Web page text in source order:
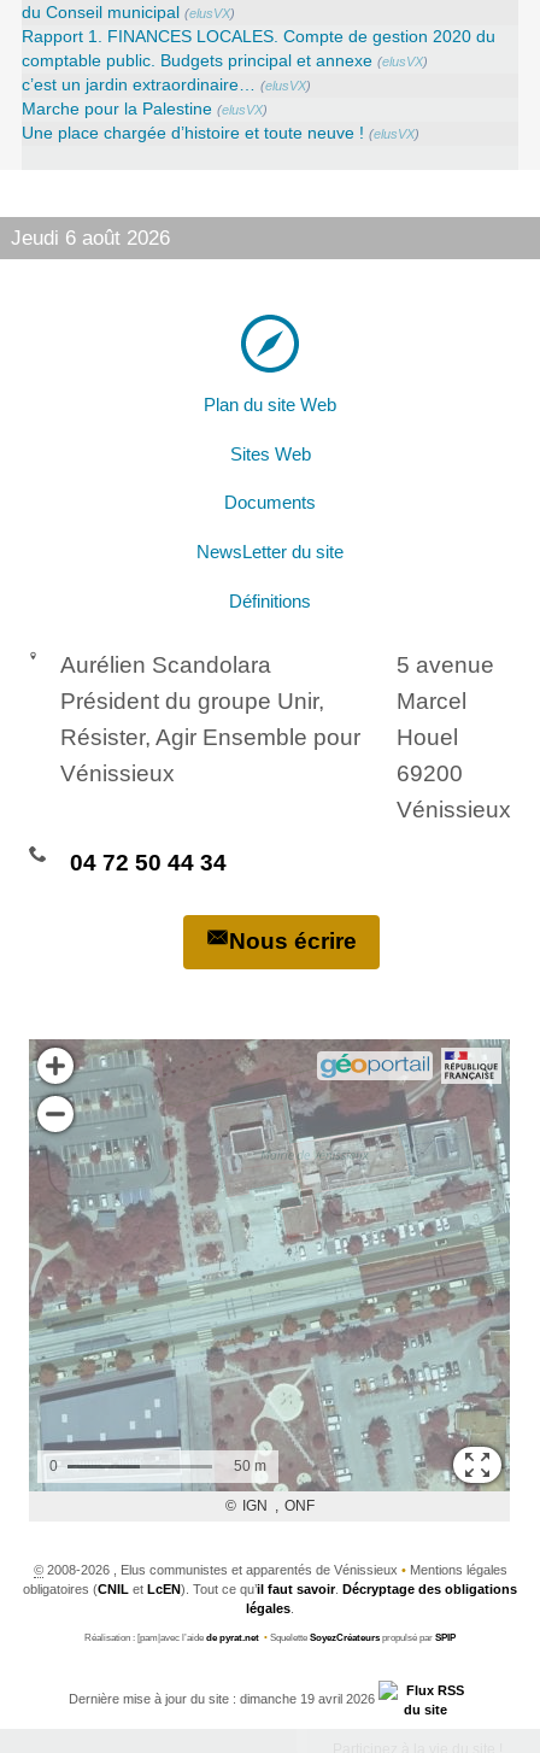
du Conseil municipal
(elusVX)
Rapport 1. FINANCES LOCALES. Compte de gestion 2020 du
comptable public. Budgets principal et annexe (elusVX)
c’est un jardin extraordinaire… (elusVX)
Marche pour la Palestine (elusVX)
Une place chargée d’histoire et toute neuve ! (elusVX)
Jeudi 6 août 2026
Plan du site Web
Sites Web
Documents
NewsLetter du site
Définitions
Aurélien Scandolara
Président du groupe Unir,
Résister, Agir Ensemble pour
Vénissieux
5 avenue
Marcel
Houel
69200
Vénissieux
04 72 50 44 34
Nous écrire
©2008-2026 , Elus communistes et apparentés de Vénissieux •Mentions légales
obligatoires (CNIL et LcEN). Tout ce qu’il faut savoir. Décryptage des obligations
légales
Réalisation : [pam|avec l’aide de pyrat.net • Squelette SoyezCréateurs propulsé par SPIP
Dernière mise à jour du site : dimanche 19 avril 2026